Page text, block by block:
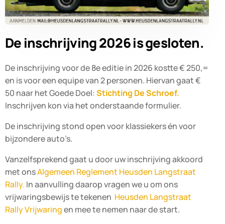
De inschrijving 2026 is gesloten.
De inschrijving voor de 8e editie in 2026 kostte € 250,=
en is voor een equipe van 2 personen. Hiervan gaat €
50 naar het Goede Doel:Stichting De Schroef.
Inschrijven kon via het onderstaande formulier.
De inschrijving stond open voor klassiekers én voor
bijzondere auto’s.
Vanzelfsprekend gaat u door uw inschrijving akkoord
met onsAlgemeen Reglement Heusden Langstraat
Rally. In aanvulling daarop vragen we u om ons
vrijwaringsbewijs te tekenen Heusden Langstraat
Rally Vrijwaringen mee te nemen naar de start.